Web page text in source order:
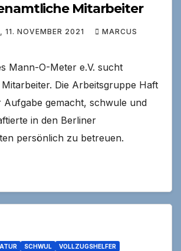
Mitarbeiter
11. NOVEMBER 2021 MARCUS
Mann-O-Meter e.V. sucht
Die Arbeitsgruppe Haft
Aufgabe gemacht, schwule und
in den Berliner
persönlich zu betreuen.
SCHWUL VOLLZUGSHELFER